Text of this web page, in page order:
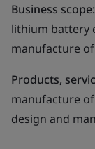
Business scope:
lithium battery
manufacture
Products,
manufacture
design and